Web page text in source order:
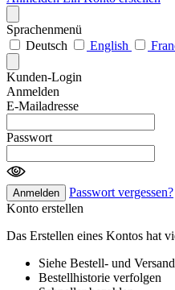
Sprachenmenü
Deutsch
English
Kunden-Login
Anmelden
E-Mailadresse
Passwort
Anmelden
Passwort vergessen?
Konto erstellen
Das Erstellen eines Kontos hat
Siehe Bestell- und
Bestellhistorie verfolgen